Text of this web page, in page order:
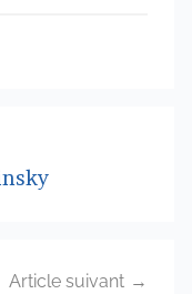
Article suivant